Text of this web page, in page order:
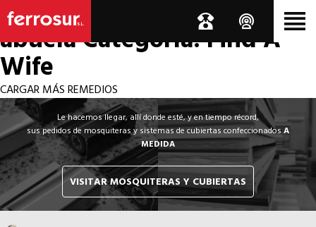
Los por si acaso de la
abuelaCategoría: Find A
Wife
CARGAR MÁS REMEDIOS
Le hacemos llegar, allí donde esté, y en tiempo récord,
sus pedidos de mosquiteras y sistemas de cubiertas confeccionadosA
MEDIDA
VISITAR MOSQUITERAS Y CUBIERTAS